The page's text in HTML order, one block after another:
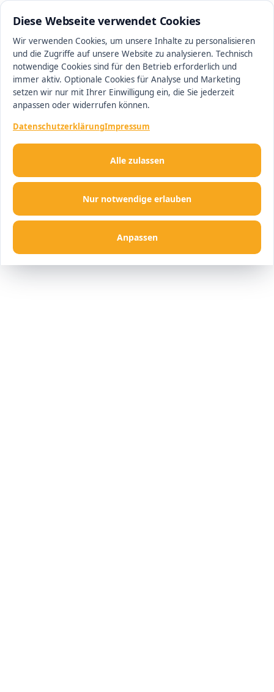
Diese Webseite verwendet Cookies
Wir verwenden Cookies, um unsere Inhalte zu personalisieren
und die Zugriffe auf unsere Website zu analysieren. Technisch
notwendige Cookies sind für den Betrieb erforderlich und
immer aktiv. Optionale Cookies für Analyse und Marketing
setzen wir nur mit Ihrer Einwilligung ein, die Sie jederzeit
anpassen oder widerrufen können.
DatenschutzerklärungImpressum
Nur notwendige erlauben
Anpassen
Alle zulassen